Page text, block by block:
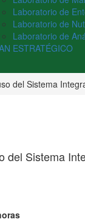
Laboratorio de
Laboratorio de
Laboratorio de
ESTRATÉGICO
del Sistema
del Sistema